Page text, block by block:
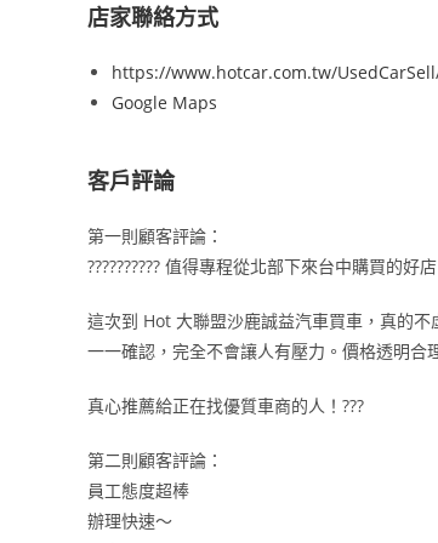
店家聯絡方式
https://www.hotcar.com.tw/
Google Maps
客戶評論
第一則顧客評論：
?????????? 值得專程從北部下來台中購買的好店
這次到 Hot 大聯盟沙鹿誠益汽車買車，真的
一一確認，完全不會讓人有壓力。價格透明合
真心推薦給正在找優質車商的人！???
第二則顧客評論：
員工態度超棒
辦理快速～